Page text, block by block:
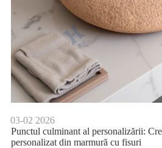
03-02 2026
Punctul culminant al personalizării:
personalizat din marmură cu fisuri